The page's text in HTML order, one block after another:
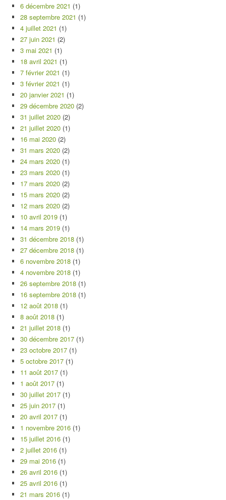
6 décembre 2021 (1)
28 septembre 2021 (1)
4 juillet 2021 (1)
27 juin 2021 (2)
3 mai 2021 (1)
18 avril 2021 (1)
7 février 2021 (1)
3 février 2021 (1)
20 janvier 2021 (1)
29 décembre 2020 (2)
31 juillet 2020 (2)
21 juillet 2020 (1)
16 mai 2020 (2)
31 mars 2020 (2)
24 mars 2020 (1)
23 mars 2020 (1)
17 mars 2020 (2)
15 mars 2020 (2)
12 mars 2020 (2)
10 avril 2019 (1)
14 mars 2019 (1)
31 décembre 2018 (1)
27 décembre 2018 (1)
6 novembre 2018 (1)
4 novembre 2018 (1)
26 septembre 2018 (1)
16 septembre 2018 (1)
12 août 2018 (1)
8 août 2018 (1)
21 juillet 2018 (1)
30 décembre 2017 (1)
23 octobre 2017 (1)
5 octobre 2017 (1)
11 août 2017 (1)
1 août 2017 (1)
30 juillet 2017 (1)
25 juin 2017 (1)
20 avril 2017 (1)
1 novembre 2016 (1)
15 juillet 2016 (1)
2 juillet 2016 (1)
29 mai 2016 (1)
26 avril 2016 (1)
25 avril 2016 (1)
21 mars 2016 (1)